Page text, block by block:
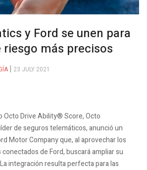
y Ford se unen para
más precisos
23 JULY 2021
Octo Drive Ability® Score, Octo
de seguros telemáticos, anunció un
Motor Company que, al aprovechar los
de Ford, buscará ampliar su
integración resulta perfecta para las